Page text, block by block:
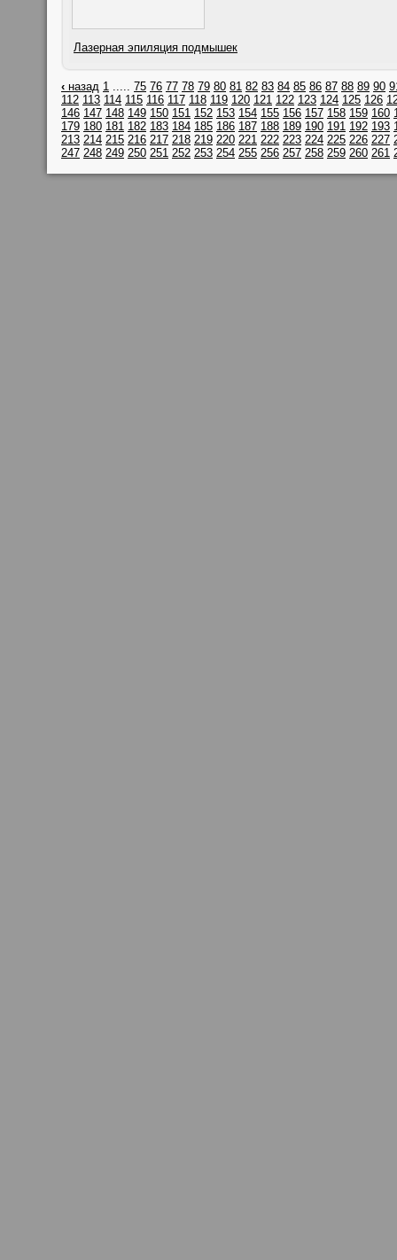
Лазерная эпиляция подмышек
‹ назад 1 ..... 75 76 77 78 79 80 81 82 83 84 85 86 87 88 89 90
112 113 114 115 116 117 118 119 120 121 122 123 124 125 126
146 147 148 149 150 151 152 153 154 155 156 157 158 159 160
179 180 181 182 183 184 185 186 187 188 189 190 191 192 193
213 214 215 216 217 218 219 220 221 222 223 224 225 226 227
247 248 249 250 251 252 253 254 255 256 257 258 259 260 261